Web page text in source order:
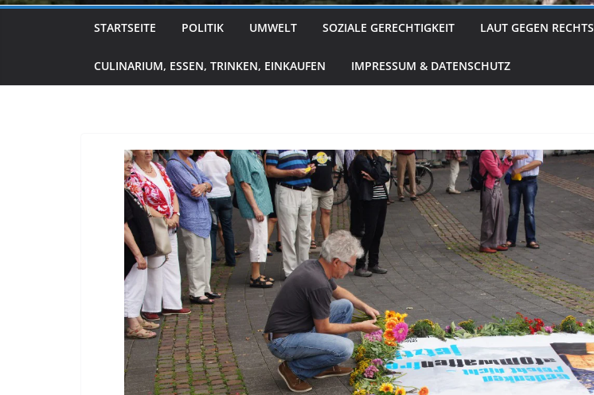
STARTSEITE POLITIK UMWELT SOZIALE GERECHTIGKEIT LAUT GEGEN RECHTS
CULINARIUM, ESSEN, TRINKEN, EINKAUFEN IMPRESSUM & DATENSCHUTZ